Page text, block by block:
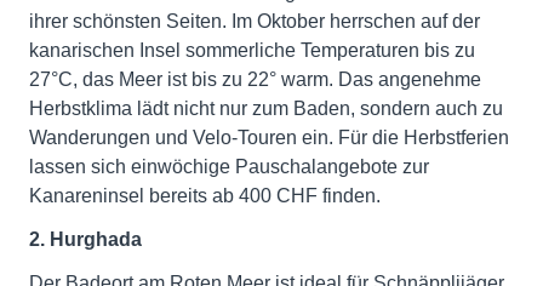
ihrer schönsten Seiten. Im Oktober herrschen auf der
kanarischen Insel sommerliche Temperaturen bis zu
27°C, das Meer ist bis zu 22° warm. Das angenehme
Herbstklima lädt nicht nur zum Baden, sondern auch zu
Wanderungen und Velo-Touren ein. Für die Herbstferien
lassen sich einwöchige Pauschalangebote zur
Kanareninsel bereits ab 400 CHF finden.
2. Hurghada